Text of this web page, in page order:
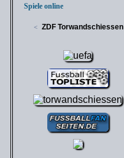
Spiele online
< ZDF Torwandschiessen